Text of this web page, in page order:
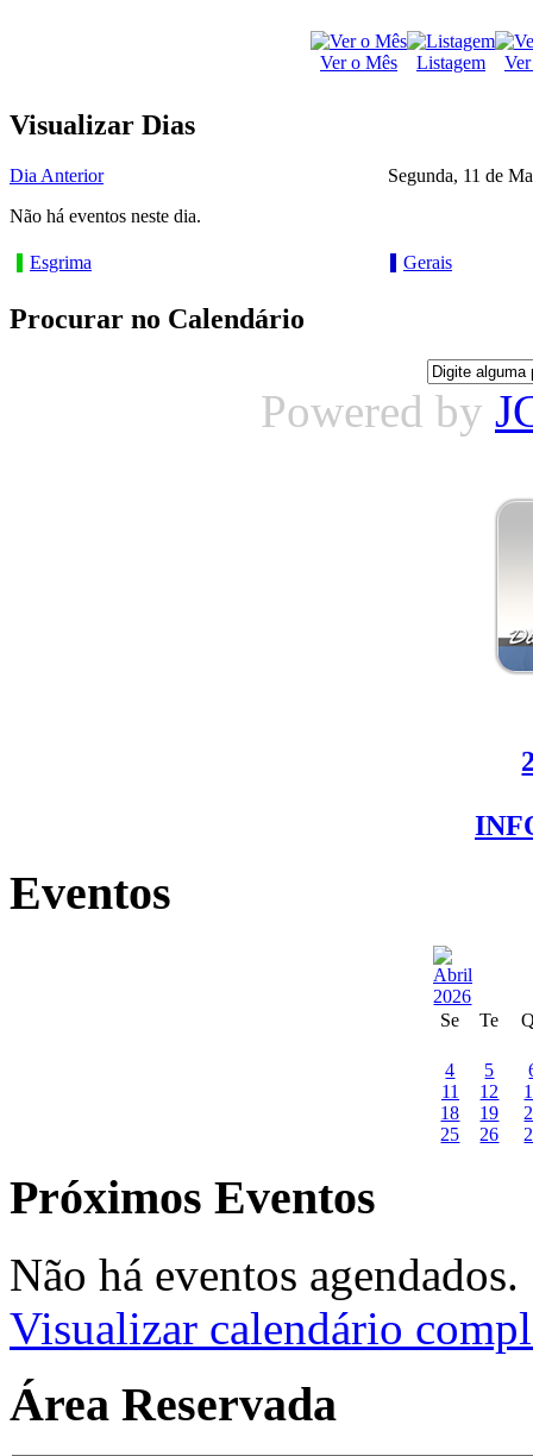
Ver o Mês Listagem
Visualizar Dias
Dia Anterior
Segunda, 11 de
Não há eventos neste dia.
Esgrima Gerais
Procurar no Calendário
Powered by
Eventos
Se Te
4 5
11
12
18
19
25
26
Próximos Eventos
Não há eventos agendados.
Visualizar calendário
Área Reservada